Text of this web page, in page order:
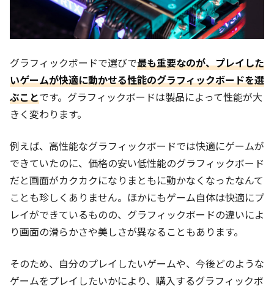
グラフィックボードで選びで最も重要なのが、プレイした
いゲームが快適に動かせる性能のグラフィックボードを選
ぶことです。グラフィックボードは製品によって性能が大
きく変わります。
例えば、高性能なグラフィックボードでは快適にゲームが
できていたのに、価格の安い低性能のグラフィックボード
だと画面がカクカクになりまともに動かなくなったなんて
ことも珍しくありません。ほかにもゲーム自体は快適にプ
レイができているものの、グラフィックボードの違いによ
り画面の滑らかさや美しさが異なることもあります。
そのため、自分のプレイしたいゲームや、今後どのような
ゲームをプレイしたいかにより、購入するグラフィックボ